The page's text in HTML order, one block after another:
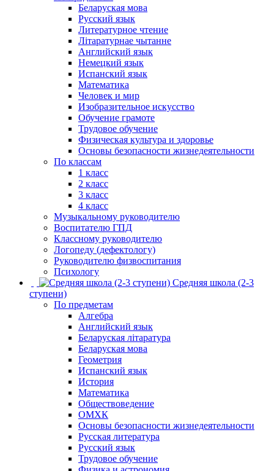
Беларуская мова
Русский язык
Литературное чтение
Літаратурнае чытанне
Английский язык
Немецкий язык
Испанский язык
Математика
Человек и мир
Изобразительное искусство
Обучение грамоте
Трудовое обучение
Физическая культура и здоровье
Основы безопасности жизнедеятельности
По классам
1 класс
2 класс
3 класс
4 класс
Музыкальному руководителю
Воспитателю ГПД
Классному руководителю
Логопеду (дефектологу)
Руководителю физвоспитания
Психологу
Средняя школа (2-3
ступени)
По предметам
Алгебра
Английский язык
Беларуская літаратура
Беларуская мова
Геометрия
Испанский язык
История
Математика
Обществоведение
ОМХК
Основы безопасности жизнедеятельности
Русская литература
Русский язык
Трудовое обучение